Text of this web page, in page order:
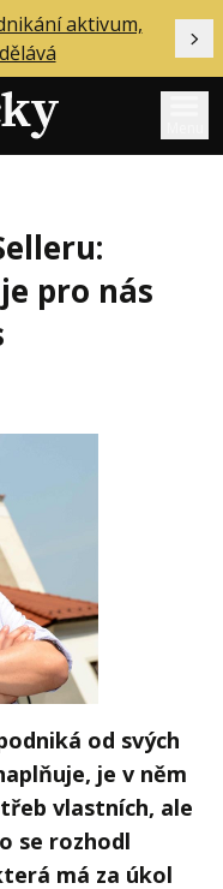
aktivum,
pro nás
od svých
je v něm
vlastních, ale
se rozhodl
má za úkol